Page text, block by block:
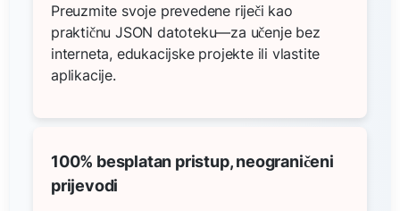
Preuzmite svoje prevedene riječi kao
praktičnu JSON datoteku—za učenje bez
interneta, edukacijske projekte ili vlastite
aplikacije.
100% besplatan pristup, neograničeni
prijevodi